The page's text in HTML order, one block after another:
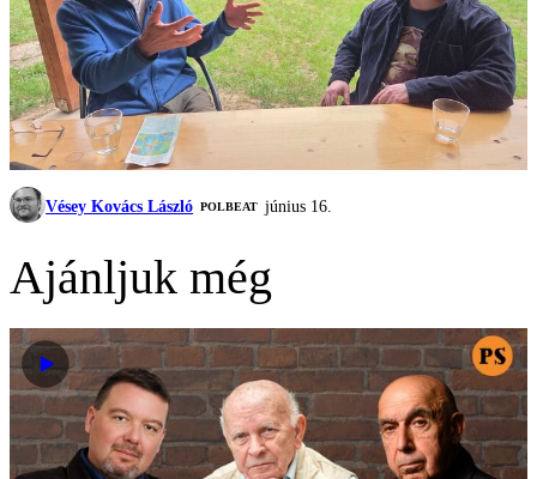
Vésey Kovács László ‎POLBEAT június 16.
Ajánljuk még